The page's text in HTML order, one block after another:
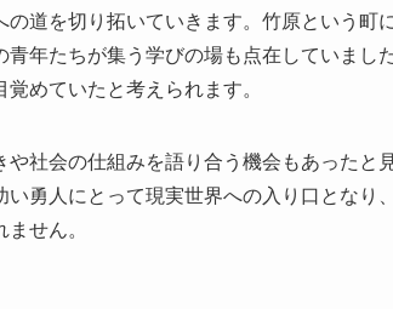
道を切り拓いていきます。竹原という町に
年たちが集う学びの場も点在していまし
めていたと考えられます。
社会の仕組みを語り合う機会もあったと
勇人にとって現実世界への入り口となり
せん。